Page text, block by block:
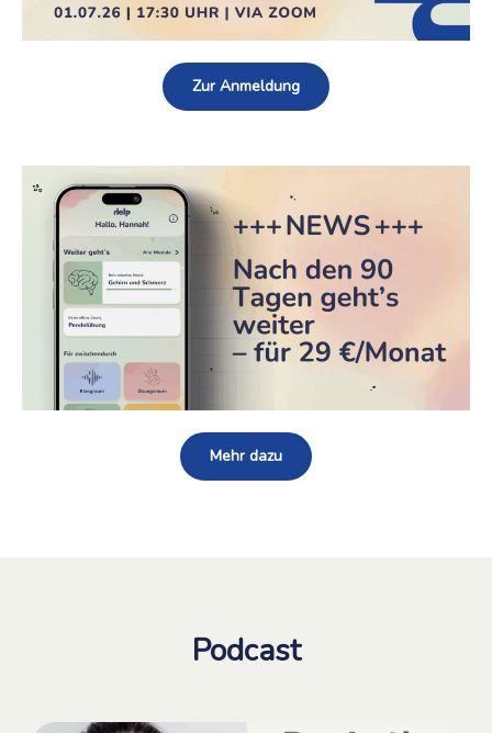
Zur Anmeldung
Mehr dazu
Podcast